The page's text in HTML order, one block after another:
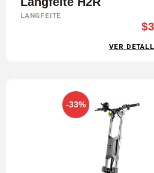
LANGFEITE
VER
-33%